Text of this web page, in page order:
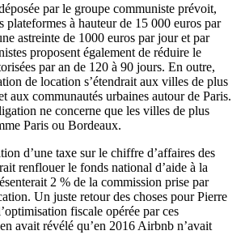
par le groupe communiste prévoit,
plateformes à hauteur de 15 000 euros par
astreinte de 1000 euros par jour et par
proposent également de réduire le
par an de 120 à 90 jours. En outre,
de location s’étendrait aux villes de plus
aux communautés urbaines autour de Paris.
ne concerne que les villes de plus
Paris ou Bordeaux.
d’une taxe sur le chiffre d’affaires des
renflouer le fonds national d’aide à la
2 % de la commission prise par
Un juste retour des choses pour Pierre
fiscale opérée par ces
avait révélé qu’en 2016 Airbnb n’avait